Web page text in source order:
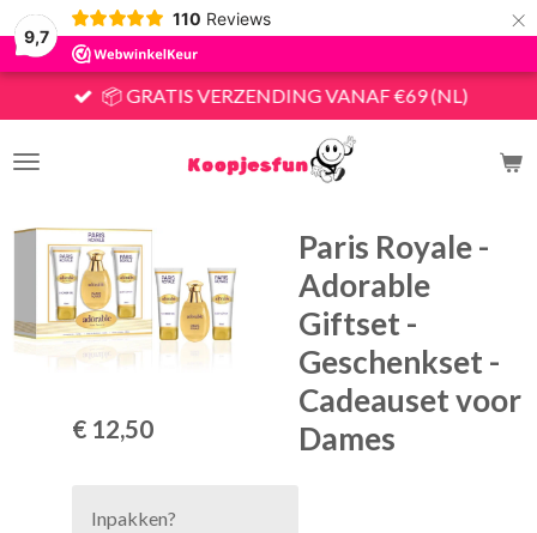
9,7
110 Reviews ×
📦 GRATIS VERZENDING VANAF €69 (NL)
Paris Royale -
Adorable
Giftset -
Geschenkset -
Cadeauset voor
Dames
€ 12,50
Inpakken?